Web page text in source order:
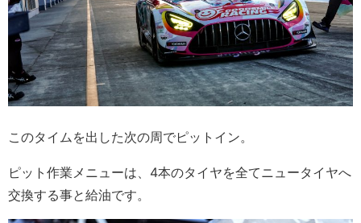
このタイムを出した次の周でピットイン。
ピット作業メニューは、4本のタイヤを全てニュータイヤへ
交換する事と給油です。